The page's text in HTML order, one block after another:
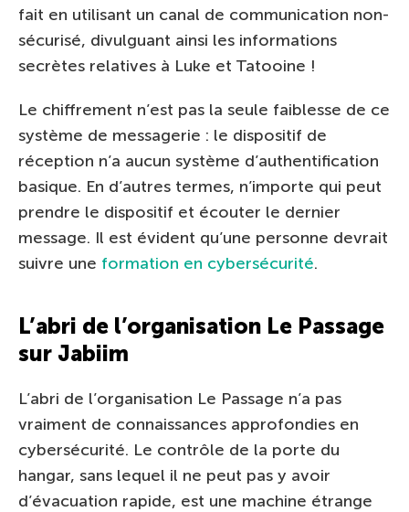
fait en utilisant un canal de communication non-
sécurisé, divulguant ainsi les informations
secrètes relatives à Luke et Tatooine !
Le chiffrement n’est pas la seule faiblesse de ce
système de messagerie : le dispositif de
réception n’a aucun système d’authentification
basique. En d’autres termes, n’importe qui peut
prendre le dispositif et écouter le dernier
message. Il est évident qu’une personne devrait
suivre une formation en cybersécurité.
L’abri de l’organisation Le Passage
sur Jabiim
L’abri de l’organisation Le Passage n’a pas
vraiment de connaissances approfondies en
cybersécurité. Le contrôle de la porte du
hangar, sans lequel il ne peut pas y avoir
d’évacuation rapide, est une machine étrange